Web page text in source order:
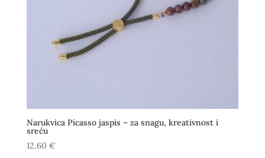
Narukvica Picasso jaspis – za snagu, kreativnost i
sreću
12,60 €